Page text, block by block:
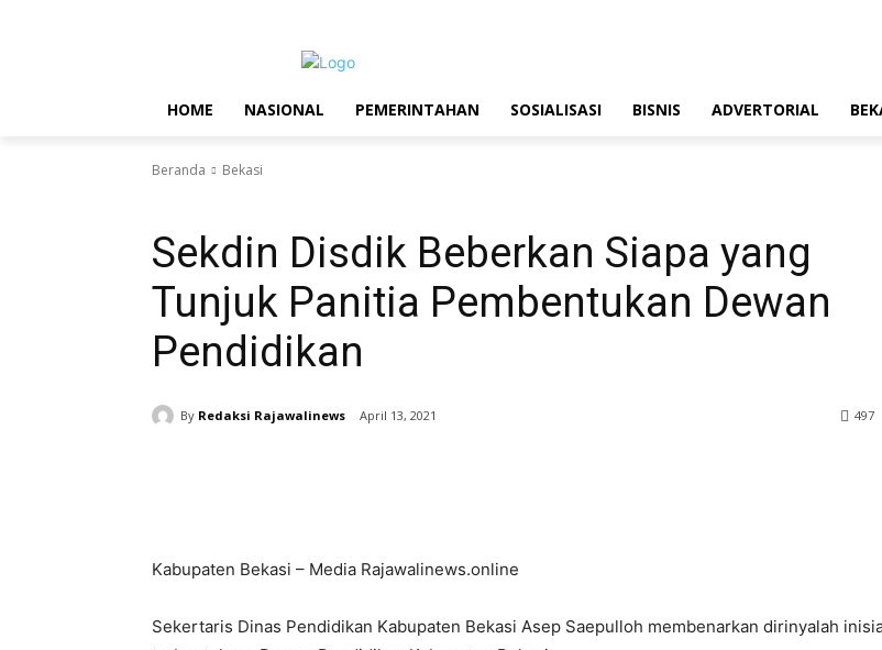
HOME NASIONAL PEMERINTAHAN SOSIALISASI BISNIS ADVERTORIAL
Beranda Bekasi
Sekdin Disdik Beberkan Siapa yang
Tunjuk Panitia Pembentukan Dewan
Pendidikan
By Redaksi Rajawalinews April 13, 2021 497
Kabupaten Bekasi – Media Rajawalinews.online
Sekertaris Dinas Pendidikan Kabupaten Bekasi Asep Saepulloh membenarkan dirinyalah